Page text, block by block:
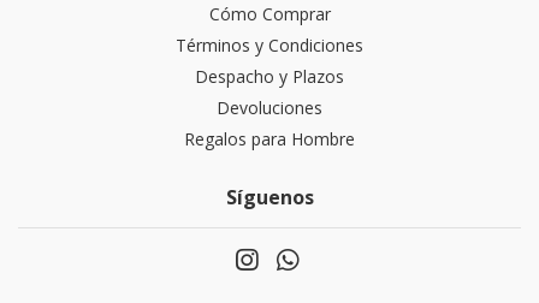
Cómo Comprar
Términos y Condiciones
Despacho y Plazos
Devoluciones
Regalos para Hombre
Síguenos